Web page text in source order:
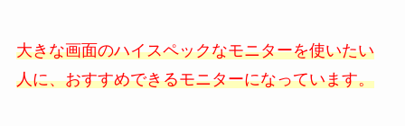
大きな画面のハイスペックなモニターを使いたい
人に、おすすめできるモニターになっています。